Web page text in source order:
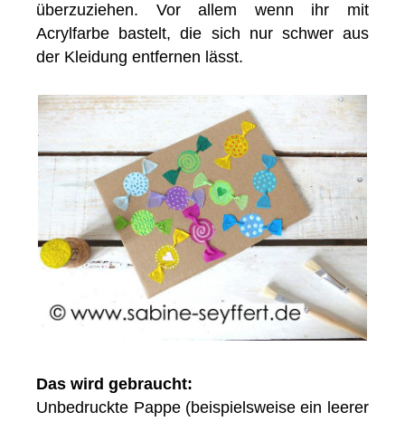
überzuziehen. Vor allem wenn ihr mit
Acrylfarbe bastelt, die sich nur schwer aus
der Kleidung entfernen lässt.
Das wird gebraucht:
Unbedruckte Pappe (beispielsweise ein leerer